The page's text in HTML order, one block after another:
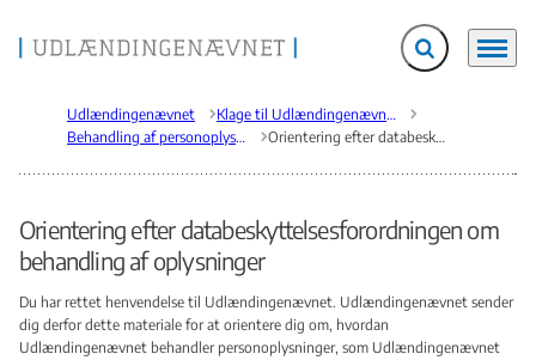
Gå til forsiden Fold søgefelt ud
Menu
Udlændingenævnet
Klage til Udlændingenævnet
Behandling af personoplysninger
Orientering efter databeskyttelsesforordningen om behandling af oplysninger
Orientering efter databeskyttelsesforordningen om
behandling af oplysninger
Du har rettet henvendelse til Udlændingenævnet. Udlændingenævnet sender
dig derfor dette materiale for at orientere dig om, hvordan
Udlændingenævnet behandler personoplysninger, som Udlændingenævnet